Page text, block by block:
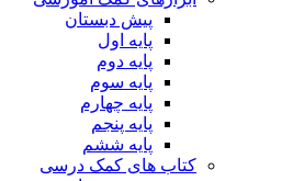
پیش دبستان
پایه اول
پایه دوم
پایه سوم
پایه چهارم
پايه پنجم
پایه ششم
کتاب های کمک درسی